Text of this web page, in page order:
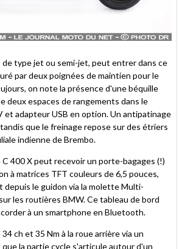
de type jet ou semi-jet, peut entrer dans ce
par deux poignées de maintien pour le
on note la présence d'une béquille
deux espaces de rangements dans le
et adapteur USB en option. Un antipatinage
que le freinage repose sur des étriers
indienne de Brembo.
400 X peut recevoir un porte-bagages (!)
à matrices TFT couleurs de 6,5 pouces,
le guidon via la molette Multi-
les routières BMW. Ce tableau de bord
à un smartphone en Bluetooth.
ch et 35 Nm à la roue arrière via un
la partie cycle s'articule autour d'un